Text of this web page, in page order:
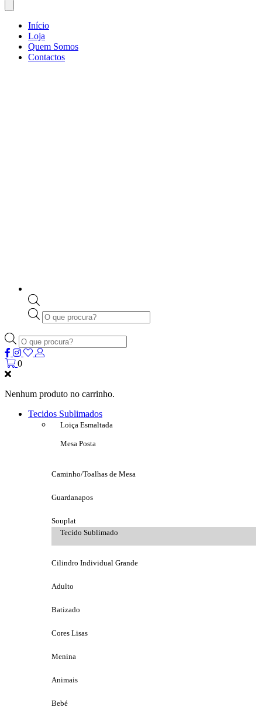
Início
Loja
Quem Somos
Contactos
Products
search
Products
search
0
Nenhum produto no carrinho.
Tecidos Sublimados
Loiça Esmaltada
Mesa Posta
Caminho/Toalhas de Mesa
Guardanapos
Souplat
Tecido Sublimado
Cilindro Individual Grande
Adulto
Batizado
Cores Lisas
Menina
Animais
Bebé